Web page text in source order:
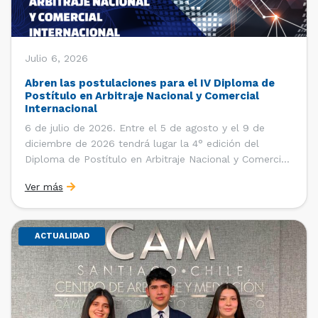
Julio 6, 2026
Abren las postulaciones para el IV Diploma de
Postítulo en Arbitraje Nacional y Comercial
Internacional
6 de julio de 2026. Entre el 5 de agosto y el 9 de
diciembre de 2026 tendrá lugar la 4° edición del
Diploma de Postítulo en Arbitraje Nacional y Comercial
Derecho Internacional de la Facultad de Derecho de la
Universidad de Chile y […]
Ver más
ACTUALIDAD